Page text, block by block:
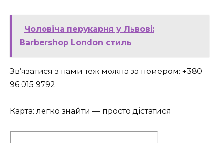
Чоловіча перукарня у Львові:
Barbershop London стиль
Зв’язатися з нами теж можна за номером: +380
96 015 9792
Карта: легко знайти — просто дістатися